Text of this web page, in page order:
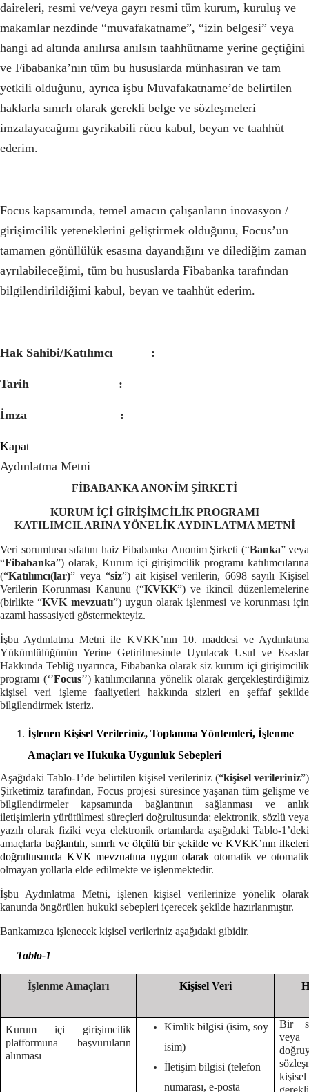
daireleri, resmi ve/veya gayrı resmi tüm kurum, kuruluş ve
makamlar nezdinde “muvafakatname”, “izin belgesi” veya
hangi ad altında anılırsa anılsın taahhütname yerine geçtiğini
ve Fibabanka’nın tüm bu hususlarda münhasıran ve tam
yetkili olduğunu, ayrıca işbu Muvafakatname’de belirtilen
haklarla sınırlı olarak gerekli belge ve sözleşmeleri
imzalayacağımı gayrikabili rücu kabul, beyan ve taahhüt
ederim.
Focus kapsamında, temel amacın çalışanların inovasyon /
girişimcilik yeteneklerini geliştirmek olduğunu, Focus’un
tamamen gönüllülük esasına dayandığını ve dilediğim zaman
ayrılabileceğimi, tüm bu hususlarda Fibabanka tarafından
bilgilendirildiğimi kabul, beyan ve taahhüt ederim.
Hak Sahibi/Katılımcı :
Tarih :
İmza :
Kapat
Aydınlatma Metni
FİBABANKA ANONİM ŞİRKETİ
KURUM İÇİ GİRİŞİMCİLİK PROGRAMI
KATILIMCILARINAYÖNELİK AYDINLATMA METNİ
Veri sorumlusu sıfatını haiz Fibabanka Anonim Şirketi (“Banka” veya
“Fibabanka”) olarak, Kurum içi girişimcilik programı katılımcılarına
(“Katılımcı(lar)” veya “siz”) ait kişisel verilerin, 6698 sayılı Kişisel
Verilerin Korunması Kanunu (“KVKK”) ve ikincil düzenlemelerine
(birlikte “KVK mevzuatı”) uygun olarak işlenmesi ve korunması için
azami hassasiyeti göstermekteyiz.
İşbu Aydınlatma Metni ile KVKK’nın 10. maddesi ve Aydınlatma
Yükümlülüğünün Yerine Getirilmesinde Uyulacak Usul ve Esaslar
Hakkında Tebliğ uyarınca, Fibabanka olarak siz kurum içi girişimcilik
programı (‘’Focus’’) katılımcılarına yönelik olarak gerçekleştirdiğimiz
kişisel veri işleme faaliyetleri hakkında sizleri en şeffaf şekilde
bilgilendirmek isteriz.
İşlenen Kişisel Verileriniz, Toplanma Yöntemleri, İşlenme
Amaçları ve Hukuka Uygunluk Sebepleri
Aşağıdaki Tablo-1’de belirtilen kişisel verileriniz (“kişisel verileriniz”)
Şirketimiz tarafından, Focus projesi süresince yaşanan tüm gelişme ve
bilgilendirmeler kapsamında bağlantının sağlanması ve anlık
iletişimlerin yürütülmesi süreçleri doğrultusunda; elektronik, sözlü veya
yazılı olarak fiziki veya elektronik ortamlarda aşağıdaki Tablo-1’deki
amaçlarla bağlantılı, sınırlı ve ölçülü bir şekilde ve KVKK’nın ilkeleri
doğrultusunda KVK mevzuatına uygun olarak otomatik ve otomatik
olmayan yollarla elde edilmekte ve işlenmektedir.
İşbu Aydınlatma Metni, işlenen kişisel verilerinize yönelik olarak
kanunda öngörülen hukuki sebepleri içerecek şekilde hazırlanmıştır.
Bankamızca işlenecek kişisel verileriniz aşağıdaki gibidir.
Tablo-1
İşlenme Amaçları Kişisel Veri
Kurum içi girişimcilik
platformuna başvuruların
alınması
Kimlik bilgisi (isim, soy
isim)
İletişim bilgisi (telefon
numarası, e-posta
Bir
veya